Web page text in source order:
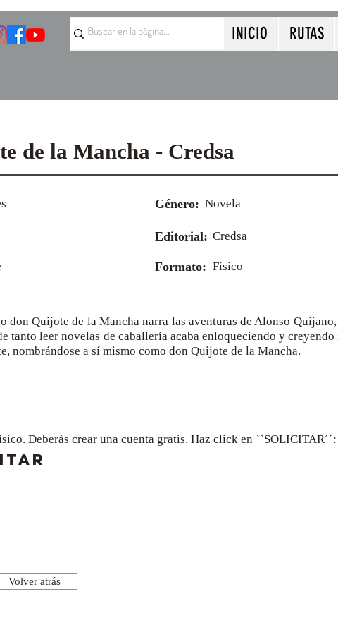
INICIO RUTAS
de la Mancha - Credsa
Género: Novela
Editorial: Credsa
Formato: Físico
don Quijote de la Mancha narra las aventuras de Alonso Quijano,
tanto leer novelas de caballería acaba enloqueciendo y creyendo
nombrándose a sí mismo como don Quijote de la Mancha.
Deberás crear una cuenta gratis. Haz click en ``SOLICITAR´´:
Volver atrás